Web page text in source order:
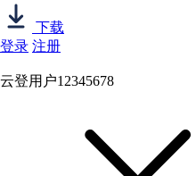
下载
登录 注册
云登用户12345678